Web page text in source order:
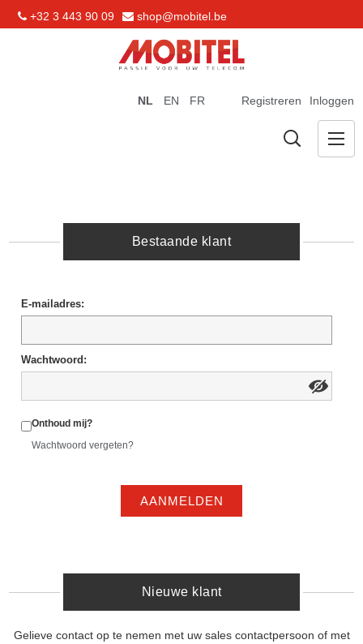
+32 3 443 90 09 shop@mobitel.be
Registreren Inloggen
NL EN FR
Bestaande klant
E-mailadres:
Wachtwoord:
Onthoud mij?
Wachtwoord vergeten?
AANMELDEN
Nieuwe klant
Gelieve contact op te nemen met uw sales contactpersoon of met